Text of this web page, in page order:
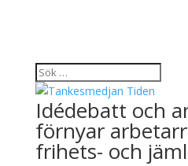
Idédebatt och
förnyar
frihets- och